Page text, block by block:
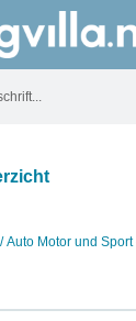
/ Auto Motor und